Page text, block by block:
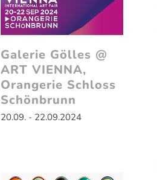
Galerie Gölles @
ART VIENNA,
Orangerie Schloss
Schönbrunn
20.09. - 22.09.2024